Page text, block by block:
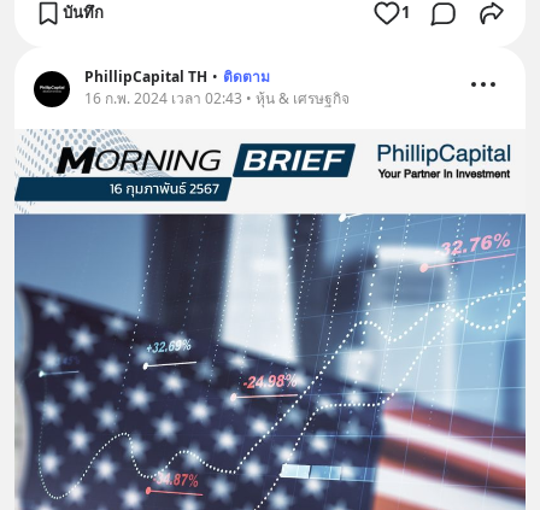
บันทึก 1
PhillipCapital TH • ติดตาม
16 ก.พ. 2024 เวลา 02:43 • หุ้น & เศรษฐกิจ